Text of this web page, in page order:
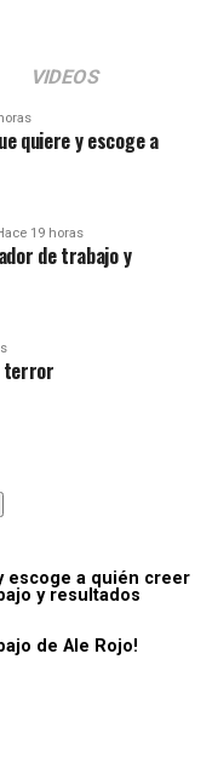
VIDEOS
quiere y escoge a
19 horas
de trabajo y
terror
escoge a quién creer
y resultados
de Ale Rojo!